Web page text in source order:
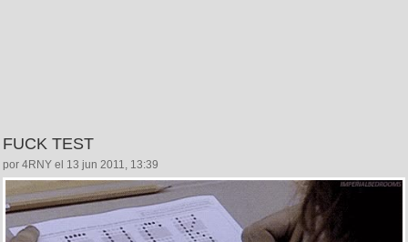
FUCK TEST
por 4RNY el 13 jun 2011, 13:39